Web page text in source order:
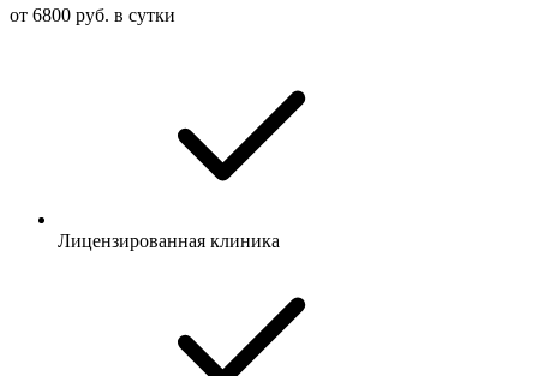
от 6800 руб. в сутки
Лицензированная клиника